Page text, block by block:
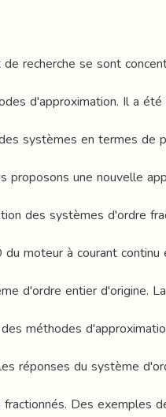
recherche se sont
d'approximation. Il a
systèmes en termes de
proposons une nouvelle
des systèmes d'ordre
moteur à courant continu
d'ordre entier d'origine.
méthodes
réponses du système
Des exemples